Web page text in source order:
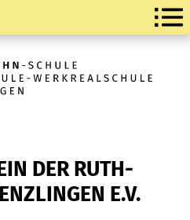
DER RUTH-
E.V.